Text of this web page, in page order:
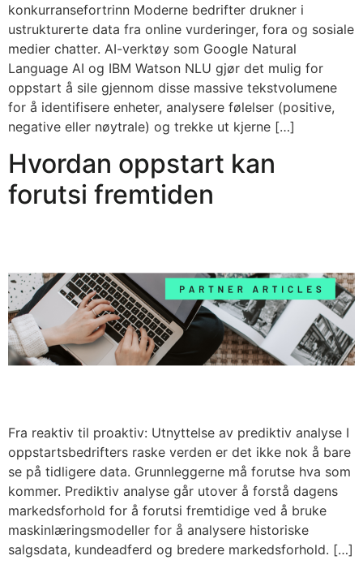
konkurransefortrinn Moderne bedrifter drukner i
ustrukturerte data fra online vurderinger, fora og sosiale
medier chatter. AI-verktøy som Google Natural
Language AI og IBM Watson NLU gjør det mulig for
oppstart å sile gjennom disse massive tekstvolumene
for å identifisere enheter, analysere følelser (positive,
negative eller nøytrale) og trekke ut kjerne […]
Hvordan oppstart kan
forutsi fremtiden
Fra reaktiv til proaktiv: Utnyttelse av prediktiv analyse I
oppstartsbedrifters raske verden er det ikke nok å bare
se på tidligere data. Grunnleggerne må forutse hva som
kommer. Prediktiv analyse går utover å forstå dagens
markedsforhold for å forutsi fremtidige ved å bruke
maskinlæringsmodeller for å analysere historiske
salgsdata, kundeadferd og bredere markedsforhold. […]